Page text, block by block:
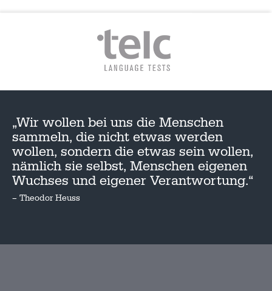
„Wir wollen bei uns die Menschen
sammeln, die nicht etwas werden
wollen, sondern die etwas sein wollen,
nämlich sie selbst, Menschen eigenen
Wuchses und eigener Verantwortung.“
– Theodor Heuss